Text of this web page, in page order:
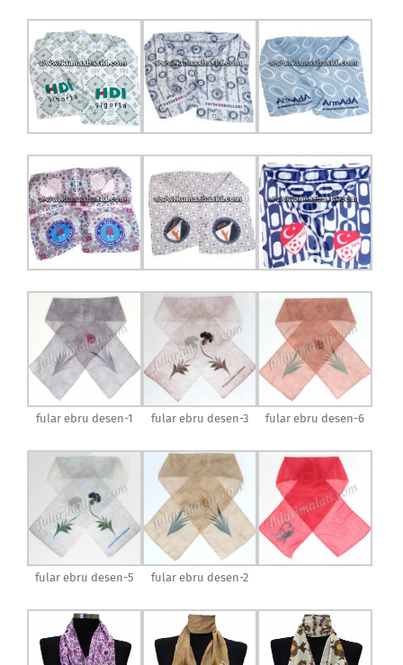
fular ebru desen-1 fular ebru desen-3 fular ebru desen-6
fular ebru desen-5 fular ebru desen-2